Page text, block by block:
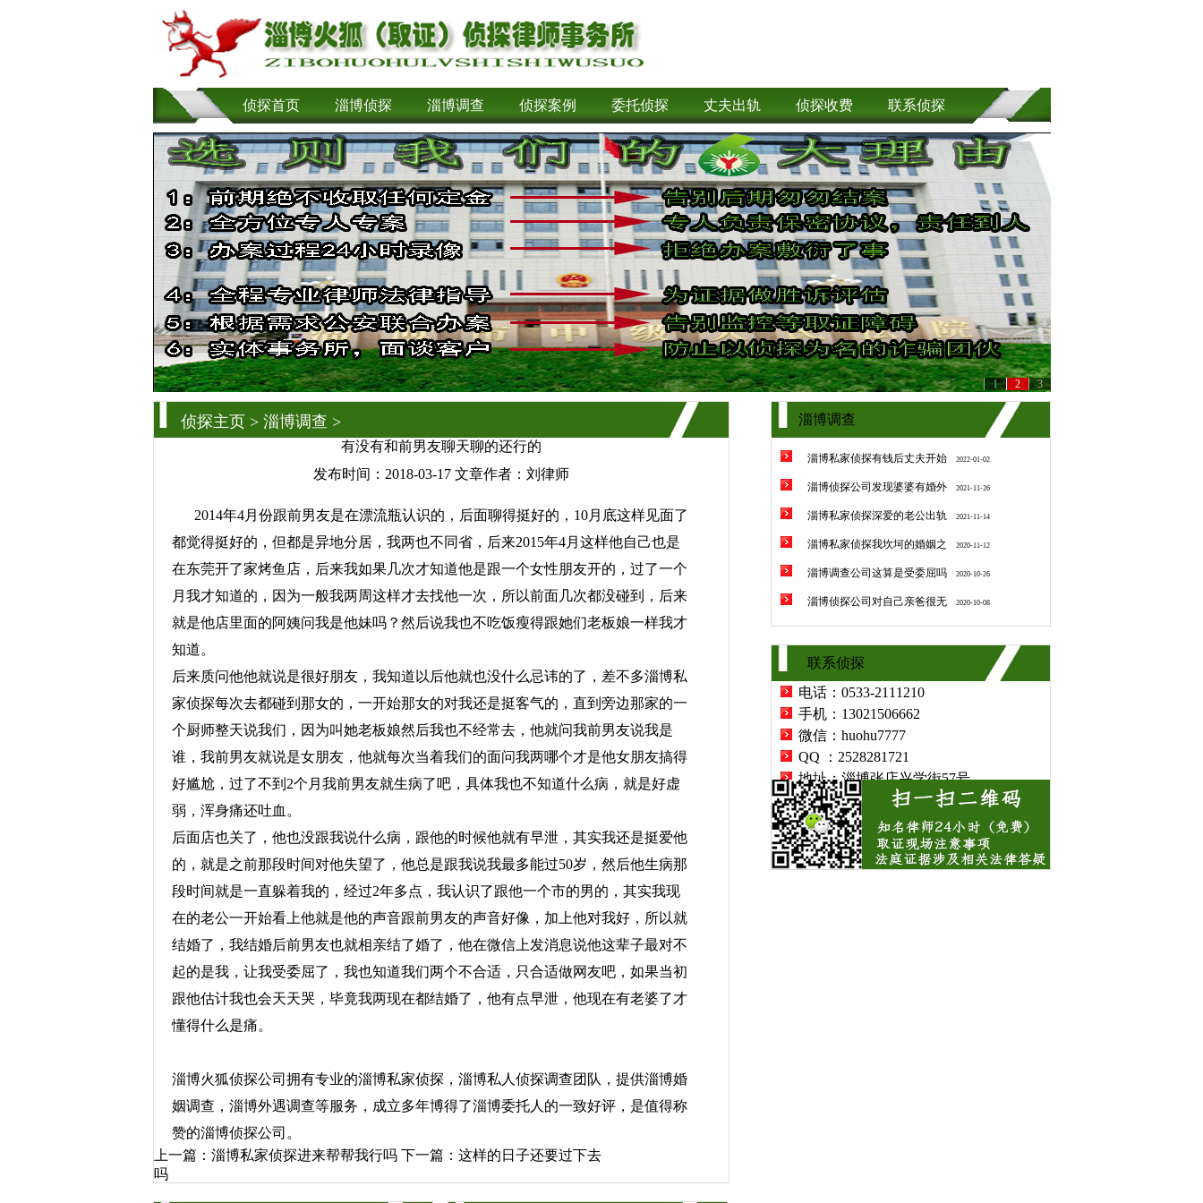
侦探首页 淄博侦探 淄博调查 侦探案例 委托侦探 丈夫出轨 侦探收费 联系侦探
3
2
1
侦探主页 > 淄博调查 >
有没有和前男友聊天聊的还行的
发布时间：2018-03-17 文章作者：刘律师
2014年4月份跟前男友是在漂流瓶认识的，后面聊得挺好的，10月底这样见面了
都觉得挺好的，但都是异地分居，我两也不同省，后来2015年4月这样他自己也是
在东莞开了家烤鱼店，后来我如果几次才知道他是跟一个女性朋友开的，过了一个
月我才知道的，因为一般我两周这样才去找他一次，所以前面几次都没碰到，后来
就是他店里面的阿姨问我是他妹吗？然后说我也不吃饭瘦得跟她们老板娘一样我才
知道。
后来质问他他就说是很好朋友，我知道以后他就也没什么忌讳的了，差不多淄博私
家侦探每次去都碰到那女的，一开始那女的对我还是挺客气的，直到旁边那家的一
个厨师整天说我们，因为叫她老板娘然后我也不经常去，他就问我前男友说我是
谁，我前男友就说是女朋友，他就每次当着我们的面问我两哪个才是他女朋友搞得
好尴尬，过了不到2个月我前男友就生病了吧，具体我也不知道什么病，就是好虚
弱，浑身痛还吐血。
后面店也关了，他也没跟我说什么病，跟他的时候他就有早泄，其实我还是挺爱他
的，就是之前那段时间对他失望了，他总是跟我说我最多能过50岁，然后他生病那
段时间就是一直躲着我的，经过2年多点，我认识了跟他一个市的男的，其实我现
在的老公一开始看上他就是他的声音跟前男友的声音好像，加上他对我好，所以就
结婚了，我结婚后前男友也就相亲结了婚了，他在微信上发消息说他这辈子最对不
起的是我，让我受委屈了，我也知道我们两个不合适，只合适做网友吧，如果当初
跟他估计我也会天天哭，毕竟我两现在都结婚了，他有点早泄，他现在有老婆了才
懂得什么是痛。
淄博火狐侦探公司拥有专业的淄博私家侦探 ， 淄博私人侦探调查团队，提供淄博婚
姻调查 ， 淄博外遇调查等服务，成立多年博得了淄博委托人的一致好评，是值得称
赞的淄博侦探公司 。
上一篇： 淄博私家侦探进来帮帮我行吗下一篇： 这样的日子还要过下去
吗
淄博调查
淄博私家侦探有钱后丈夫开始 2022-01-02
淄博侦探公司发现婆婆有婚外 2021-11-26
淄博私家侦探深爱的老公出轨 2021-11-14
淄博私家侦探我坎坷的婚姻之 2020-11-12
淄博调查公司这算是受委屈吗 2020-10-26
淄博侦探公司对自己亲爸很无 2020-10-08
联系侦探
电话：0533-2111210
手机：13021506662
微信：huohu7777
QQ ：2528281721
地址：淄博张店兴学街57号